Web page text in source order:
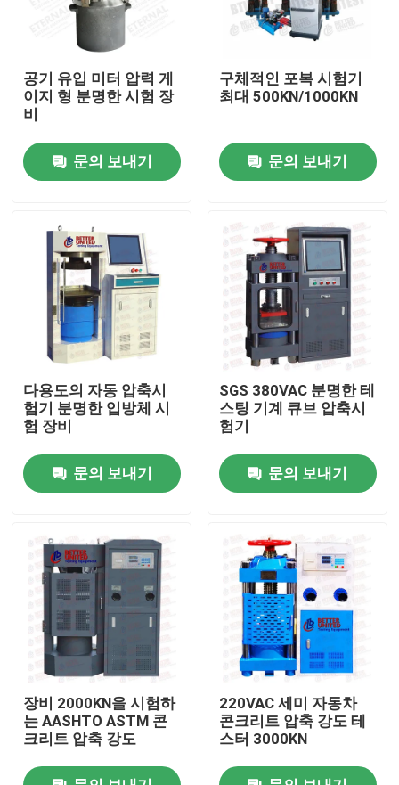
제품 소개
회사 소개
공장 투어
품질 관리
연락처
견적 요청
만능시험기기
토양 검정 기계
분명한 테스팅 기계
공기 유입 미터 압력 게
이지 형 분명한 시험 장
비
문의 보내기
구체적인 포복 시험기
최대 500KN/1000KN
문의 보내기
다용도의 자동 압축시
험기 분명한 입방체 시
험 장비
문의 보내기
SGS 380VAC 분명한 테
스팅 기계 큐브 압축시
험기
문의 보내기
장비 2000KN을 시험하
는 AASHTO ASTM 콘
크리트 압축 강도
220VAC 세미 자동차
콘크리트 압축 강도 테
스터 3000KN